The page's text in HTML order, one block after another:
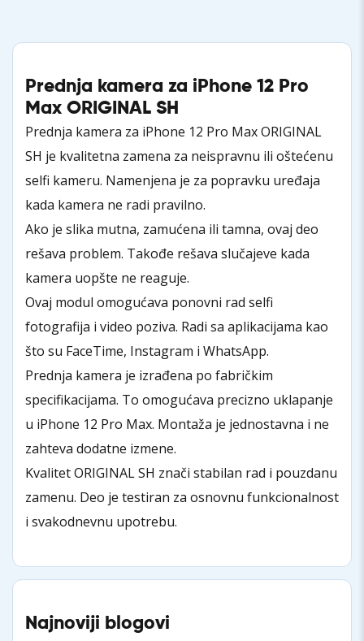
Prednja kamera za iPhone 12 Pro
Max ORIGINAL SH
Prednja kamera za iPhone 12 Pro Max ORIGINAL
SH je kvalitetna zamena za neispravnu ili oštećenu
selfi kameru. Namenjena je za popravku uređaja
kada kamera ne radi pravilno.
Ako je slika mutna, zamućena ili tamna, ovaj deo
rešava problem. Takođe rešava slučajeve kada
kamera uopšte ne reaguje.
Ovaj modul omogućava ponovni rad selfi
fotografija i video poziva. Radi sa aplikacijama kao
što su FaceTime, Instagram i WhatsApp.
Prednja kamera je izrađena po fabričkim
specifikacijama. To omogućava precizno uklapanje
u iPhone 12 Pro Max. Montaža je jednostavna i ne
zahteva dodatne izmene.
Kvalitet ORIGINAL SH znači stabilan rad i pouzdanu
zamenu. Deo je testiran za osnovnu funkcionalnost
i svakodnevnu upotrebu.
Najnoviji blogovi